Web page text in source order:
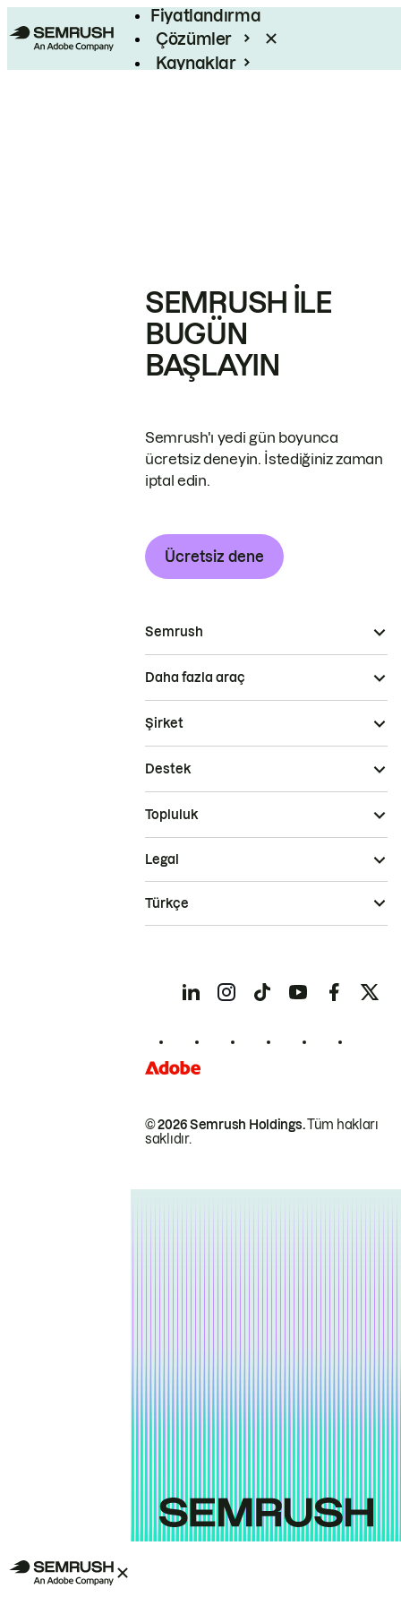
Fiyatlandırma
Çözümler
Kaynaklar
SEMRUSH ILE
BUGÜN
BAŞLAYIN
Semrush'ı yedi gün boyunca
ücretsiz deneyin. İstediğiniz zaman
iptal edin.
Ücretsiz dene
Semrush
Daha fazla araç
Şirket
Destek
Topluluk
© 2026 Semrush Holdings.Tüm hakları
saklıdır.
Legal
Türkçe